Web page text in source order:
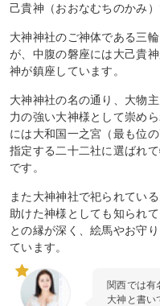
己貴神（おおなむちのかみ）
大神神社のご神体である三
が、中腹の磐座には大己貴
神が鎮座しています。
大神神社の名の通り、大物
力の強い大神様として崇め
には大和国一之宮（最も位
指定する二十二社に選ばれ
です。
また大神神社で祀られてい
助けた神様としても知られ
との縁が深く、絵馬やお守
ています。
関西では有
大神と書い